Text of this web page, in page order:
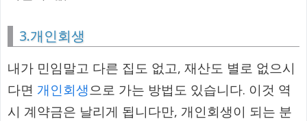
3.개인회생
내가 민임말고 다른 집도 없고, 재산도 별로 없으시
다면 개인회생으로 가는 방법도 있습니다. 이것 역
시 계약금은 날리게 됩니다만, 개인회생이 되는 분